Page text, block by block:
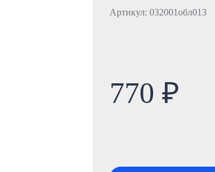
Артикул: 032001обл013
770 ₽